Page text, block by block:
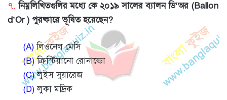
৭. নিম্নলিখিতগুলির মধ্যে কে ২০১৯ সালের ব্যালন ডি’অর (Ballon
d’Or ) পুরষ্কারে ভূষিত হয়েছেন?
(A)লিওনেল মেসি
(B)ক্রিস্টিয়ানো রোনাল্ডো
(C)লুইস সুয়ারেজ
(D)লুকা মদ্রিক